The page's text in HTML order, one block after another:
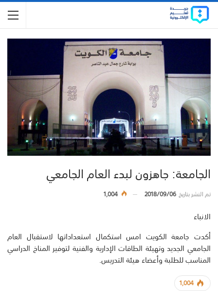
الجامعة: جاهزون لبدء العام الجامعي
تم النشر بتاريخ2018/09/06
1,004
الانباء
أكدت جامعة الكويت امس استكمال استعداداتها لاستقبال العام
الجامعي الجديد وتهيئة الطاقات الإدارية والفنية لتوفير المناخ الدراسي
المناسب للطلبة وأعضاء هيئة التدريس.
1,004